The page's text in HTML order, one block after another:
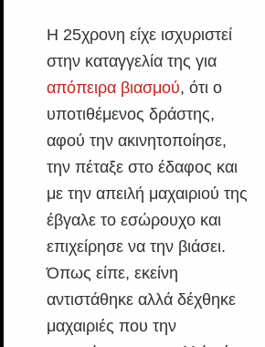
Η 25χρονη είχε ισχυριστεί
στην καταγγελία της για
απόπειρα βιασμού, ότι ο
υποτιθέμενος δράστης,
αφού την ακινητοποίησε,
την πέταξε στο έδαφος και
με την απειλή μαχαιριού της
έβγαλε το εσώρουχο και
επιχείρησε να την βιάσει.
Όπως είπε, εκείνη
αντιστάθηκε αλλά δέχθηκε
μαχαιριές που την